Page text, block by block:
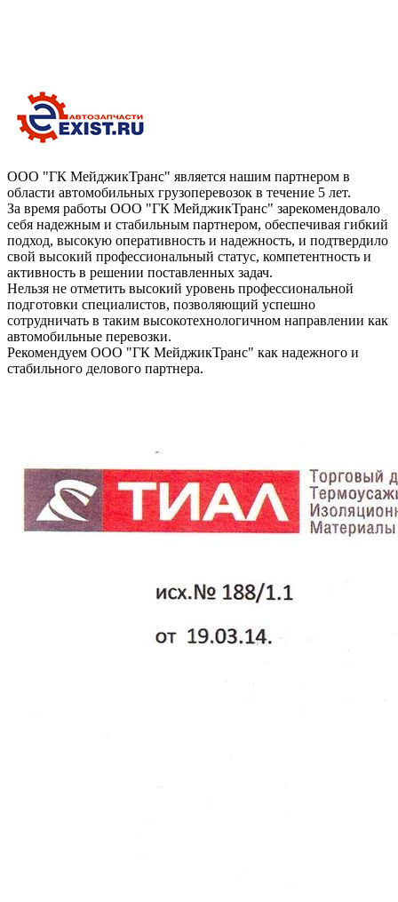
ООО "ГК МейджикТранс" является нашим партнером в
области автомобильных грузоперевозок в течение 5 лет.
За время работы ООО "ГК МейджикТранс" зарекомендовало
себя надежным и стабильным партнером, обеспечивая гибкий
подход, высокую оперативность и надежность, и подтвердило
свой высокий профессиональный статус, компетентность и
активность в решении поставленных задач.
Нельзя не отметить высокий уровень профессиональной
подготовки специалистов, позволяющий успешно
сотрудничать в таким высокотехнологичном направлении как
автомобильные перевозки.
Рекомендуем ООО "ГК МейджикТранс" как надежного и
стабильного делового партнера.